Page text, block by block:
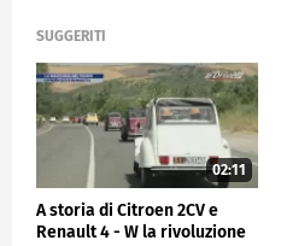
SUGGERITI
02:11
A storia di Citroen 2CV e
Renault 4 - W la rivoluzione